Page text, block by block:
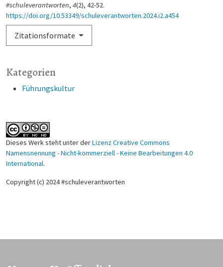
Kategorien
Führungskultur
#schuleverantworten, 4(2), 42-52.
https://doi.org/10.53349/schuleverantworten.2024.i2.a454
Zitationsformate
Dieses Werk steht unter derLizenz Creative Commons
Namensnennung - Nicht-kommerziell - Keine Bearbeitungen 4.0
International.
Copyright (c) 2024 #schuleverantworten